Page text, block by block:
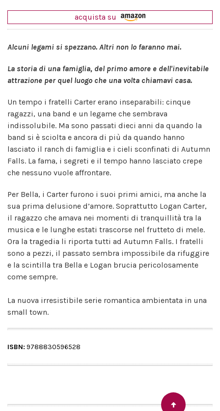
acquista su
Alcuni legami si spezzano. Altri non lo faranno mai.
La storia di una famiglia, del primo amore e dell'inevitabile
attrazione per quel luogo che una volta chiamavi casa.
Un tempo i fratelli Carter erano inseparabili: cinque
ragazzi, una band e un legame che sembrava
indissolubile. Ma sono passati dieci anni da quando la
band si è sciolta e ancora di più da quando hanno
lasciato il ranch di famiglia e i cieli sconfinati di Autumn
Falls. La fama, i segreti e il tempo hanno lasciato crepe
che nessuno vuole affrontare.
Per Bella, i Carter furono i suoi primi amici, ma anche la
sua prima delusione d’amore. Soprattutto Logan Carter,
il ragazzo che amava nei momenti di tranquillità tra la
musica e le lunghe estati trascorse nel frutteto di mele.
Ora la tragedia li riporta tutti ad Autumn Falls. I fratelli
sono a pezzi, il passato sembra impossibile da rifuggire
e la scintilla tra Bella e Logan brucia pericolosamente
come sempre.
La nuova irresistibile serie romantica ambientata in una
small town.
ISBN: 9788830596528